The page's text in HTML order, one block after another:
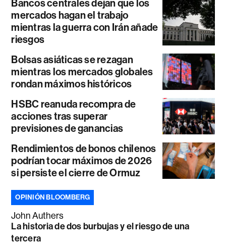
Bancos centrales dejan que los
mercados hagan el trabajo
mientras la guerra con Irán añade
riesgos
Bolsas asiáticas se rezagan
mientras los mercados globales
rondan máximos históricos
HSBC reanuda recompra de
acciones tras superar
previsiones de ganancias
Rendimientos de bonos chilenos
podrían tocar máximos de 2026
si persiste el cierre de Ormuz
OPINIÓN BLOOMBERG
John Authers
La historia de dos burbujas y el riesgo de una
tercera